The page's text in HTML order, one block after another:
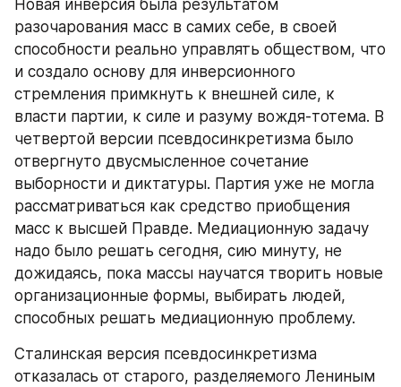
Новая инверсия была результатом
разочарования масс в самих себе, в своей
способности реально управлять обществом, что
и создало основу для инверсионного
стремления примкнуть к внешней силе, к
власти партии, к силе и разуму вождя-тотема. В
четвертой версии псевдосинкретизма было
отвергнуто двусмысленное сочетание
выборности и диктатуры. Партия уже не могла
рассматриваться как средство приобщения
масс к высшей Правде. Медиационную задачу
надо было решать сегодня, сию минуту, не
дожидаясь, пока массы научатся творить новые
организационные формы, выбирать людей,
способных решать медиационную проблему.
Сталинская версия псевдосинкретизма
отказалась от старого, разделяемого Лениным